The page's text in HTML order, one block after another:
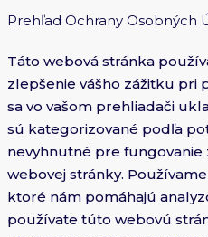
Prehľad Ochrany Osobných
Táto webová stránka
zlepšenie vášho zážitku pri
sa vo vašom prehliadači
sú kategorizované podľa
nevyhnutné pre
webovej stránky.
ktoré nám pomáhajú
používate túto webovú